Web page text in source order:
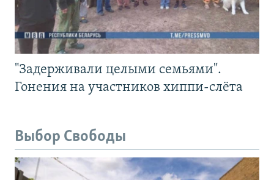
"Задерживали целыми семьями".
Гонения на участников хиппи-слёта
Выбор Свободы